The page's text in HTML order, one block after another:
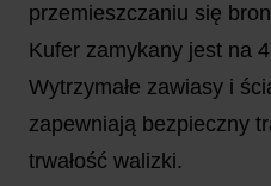
przemieszczaniu się
Kufer zamykany jest na
Wytrzymałe zawiasy i
zapewniają bezpieczny
trwałość walizki.